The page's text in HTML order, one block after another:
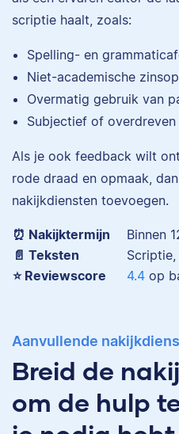
scriptie haalt, zoals:
Spelling- en
Niet-academische
Overmatig gebruik van
Subjectief of
Als je ook feedback wilt
rode draad en opmaak,
nakijkdiensten toevoegen.
⏰ Nakijktermijn
Binnen
📄 Teksten
⭐️ Reviewscore
4.4 op
Aanvullende
Breid de
om de hulp
Eva is journalist en
werkt als senior editor
bij Scribbr waar ze al
meer dan 2,5 miljoen
geredigeerd.